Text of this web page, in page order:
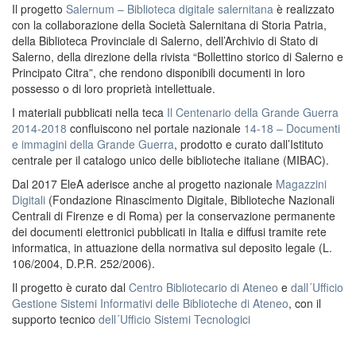
Il progetto Salernum – Biblioteca digitale salernitana è realizzato
con la collaborazione della Società Salernitana di Storia Patria,
della Biblioteca Provinciale di Salerno, dell’Archivio di Stato di
Salerno, della direzione della rivista “Bollettino storico di Salerno e
Principato Citra”, che rendono disponibili documenti in loro
possesso o di loro proprietà intellettuale.
I materiali pubblicati nella teca Il Centenario della Grande Guerra
2014-2018 confluiscono nel portale nazionale 14-18 – Documenti
e immagini della Grande Guerra, prodotto e curato dall’Istituto
centrale per il catalogo unico delle biblioteche italiane (MIBAC).
Dal 2017 EleA aderisce anche al progetto nazionale Magazzini
Digitali (Fondazione Rinascimento Digitale, Biblioteche Nazionali
Centrali di Firenze e di Roma) per la conservazione permanente
dei documenti elettronici pubblicati in Italia e diffusi tramite rete
informatica, in attuazione della normativa sul deposito legale (L.
106/2004, D.P.R. 252/2006).
Il progetto è curato dal Centro Bibliotecario di Ateneo e dall´Ufficio
Gestione Sistemi Informativi delle Biblioteche di Ateneo, con il
supporto tecnico dell´Ufficio Sistemi Tecnologici